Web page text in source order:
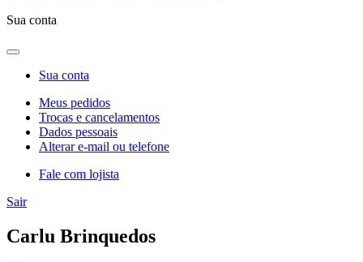
Sua conta
Sua conta
Meus pedidos
Trocas e cancelamentos
Dados pessoais
Alterar e-mail ou telefone
Fale com lojista
Sair
Carlu Brinquedos